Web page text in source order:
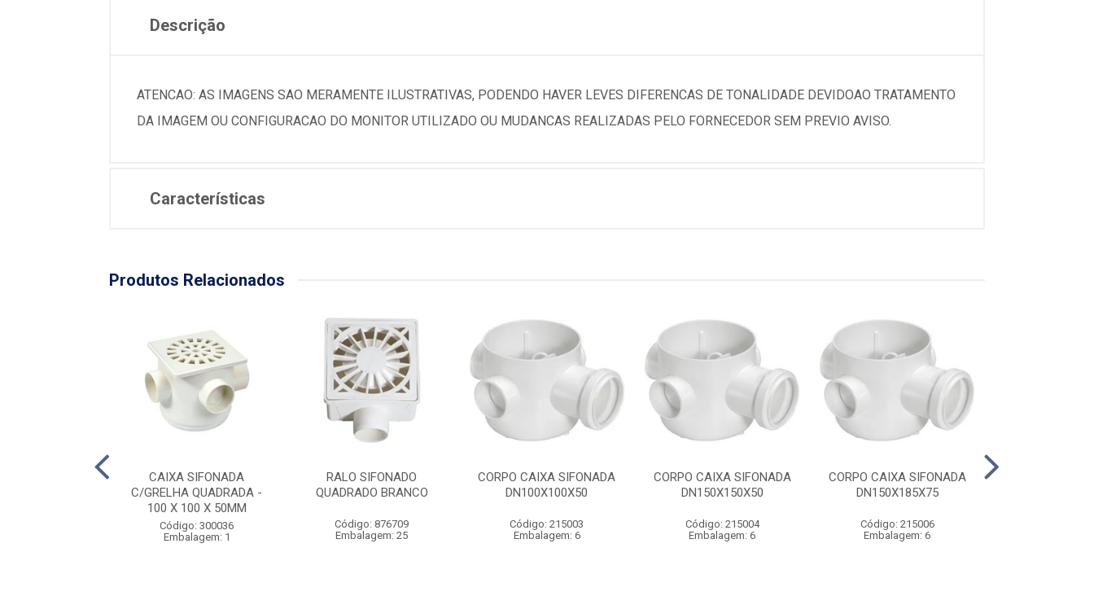
Descrição
ATENCAO: AS IMAGENS SAO MERAMENTE ILUSTRATIVAS, PODENDO HAVER LEVES DIFERENCAS DE TONALIDADE DEVIDOAO TRATAMENTO
DA IMAGEM OU CONFIGURACAO DO MONITOR UTILIZADO OU MUDANCAS REALIZADAS PELO FORNECEDOR SEM PREVIO AVISO.
Características
Produtos Relacionados
CAIXA SIFONADA
C/GRELHA QUADRADA -
100 X 100 X 50MM
Código: 300036
Embalagem: 1
RALO SIFONADO
QUADRADO BRANCO
Código: 876709
Embalagem: 25
CORPO CAIXA SIFONADA
DN100X100X50
Código: 215003
Embalagem: 6
CORPO CAIXA SIFONADA
DN150X150X50
Código: 215004
Embalagem: 6
CORPO CAIXA SIFONADA
DN150X185X75
Código: 215006
Embalagem: 6